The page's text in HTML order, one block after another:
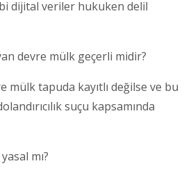
dijital veriler hukuken delil
devre mülk geçerli midir?
mülk tapuda kayıtlı değilse ve bu
suçu kapsamında
mı?